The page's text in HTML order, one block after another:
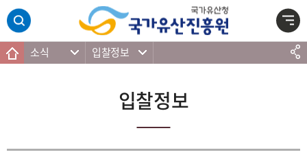
본문 바로가기
주메뉴 바로가기
하단 바로가기
소식 입찰정보
입찰정보